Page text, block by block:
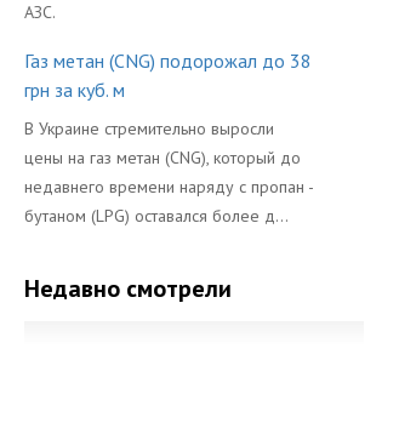
АЗС.
Газ метан (CNG) подорожал до 38
грн за куб. м
В Украине стремительно выросли
цены на газ метан (CNG), который до
недавнего времени наряду с пропан -
бутаном (LPG) оставался более д...
Недавно смотрели